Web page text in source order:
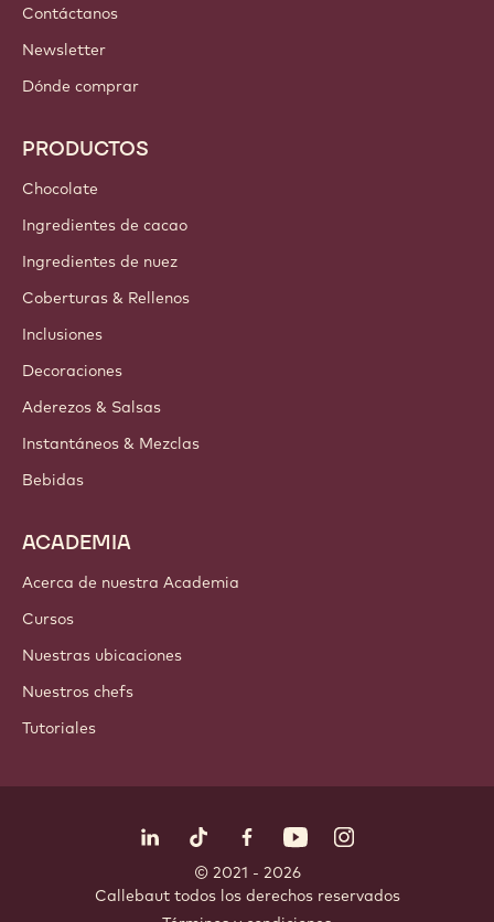
Contáctanos
Newsletter
Dónde comprar
PRODUCTOS
Chocolate
Ingredientes de cacao
Ingredientes de nuez
Coberturas & Rellenos
Inclusiones
Decoraciones
Aderezos & Salsas
Instantáneos & Mezclas
Bebidas
ACADEMIA
Acerca de nuestra Academia
Cursos
Nuestras ubicaciones
Nuestros chefs
Tutoriales
LinkedIn Opens in a new window.
TikTok Opens in a new window.
Facebook Opens in a new
YouTubeInstagram
© 2021 - 2026
Callebaut. todos los derechos reservados